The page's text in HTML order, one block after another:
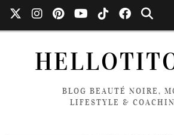
BLOG BEAUTÉ NOIRE,
LIFESTYLE &